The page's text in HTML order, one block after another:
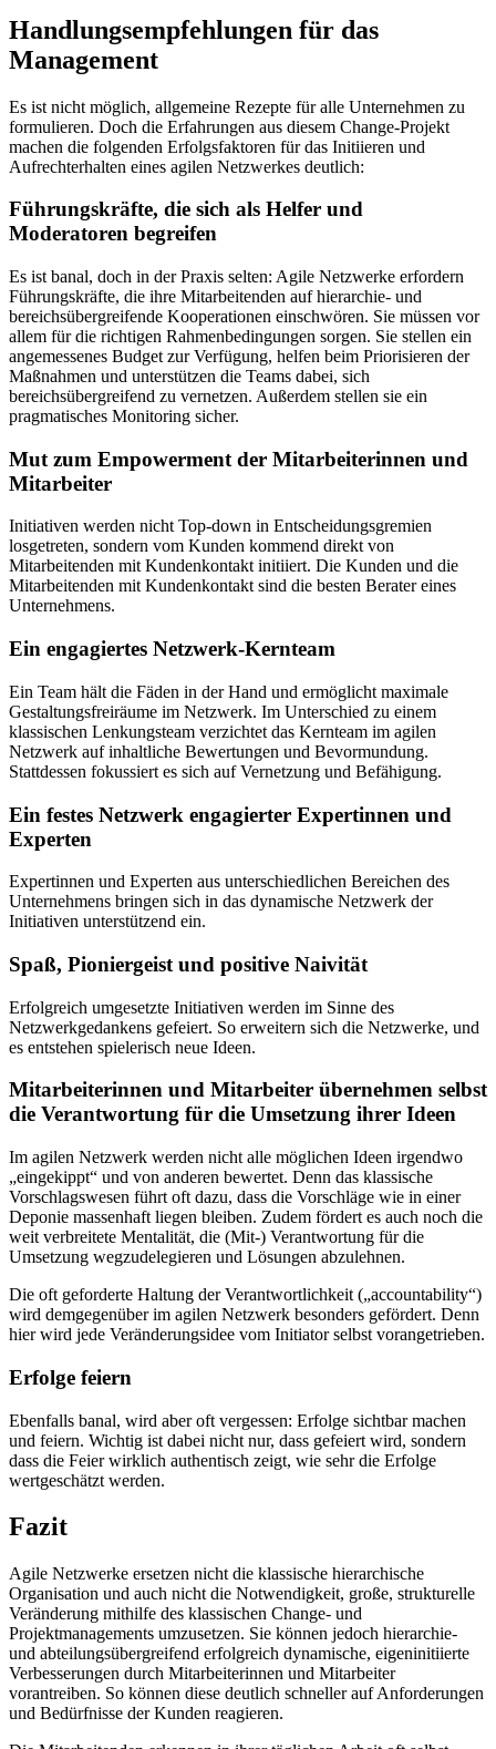
Handlungsempfehlungen für das
Management
Es ist nicht möglich, allgemeine Rezepte für alle Unternehmen zu
formulieren. Doch die Erfahrungen aus diesem Change-Projekt
machen die folgenden Erfolgsfaktoren für das Initiieren und
Aufrechterhalten eines agilen Netzwerkes deutlich:
Führungskräfte, die sich als Helfer und
Moderatoren begreifen
Es ist banal, doch in der Praxis selten: Agile Netzwerke erfordern
Führungskräfte, die ihre Mitarbeitenden auf hierarchie- und
bereichsübergreifende Kooperationen einschwören. Sie müssen vor
allem für die richtigen Rahmenbedingungen sorgen. Sie stellen ein
angemessenes Budget zur Verfügung, helfen beim Priorisieren der
Maßnahmen und unterstützen die Teams dabei, sich
bereichsübergreifend zu vernetzen. Außerdem stellen sie ein
pragmatisches Monitoring sicher.
Mut zum Empowerment der Mitarbeiterinnen und
Mitarbeiter
Initiativen werden nicht Top-down in Entscheidungsgremien
losgetreten, sondern vom Kunden kommend direkt von
Mitarbeitenden mit Kundenkontakt initiiert. Die Kunden und die
Mitarbeitenden mit Kundenkontakt sind die besten Berater eines
Unternehmens.
Ein engagiertes Netzwerk-Kernteam
Ein Team hält die Fäden in der Hand und ermöglicht maximale
Gestaltungsfreiräume im Netzwerk. Im Unterschied zu einem
klassischen Lenkungsteam verzichtet das Kernteam im agilen
Netzwerk auf inhaltliche Bewertungen und Bevormundung.
Stattdessen fokussiert es sich auf Vernetzung und Befähigung.
Ein festes Netzwerk engagierter Expertinnen und
Experten
Expertinnen und Experten aus unterschiedlichen Bereichen des
Unternehmens bringen sich in das dynamische Netzwerk der
Initiativen unterstützend ein.
Spaß, Pioniergeist und positive Naivität
Erfolgreich umgesetzte Initiativen werden im Sinne des
Netzwerkgedankens gefeiert. So erweitern sich die Netzwerke, und
es entstehen spielerisch neue Ideen.
Mitarbeiterinnen und Mitarbeiter übernehmen selbst
die Verantwortung für die Umsetzung ihrer Ideen
Im agilen Netzwerk werden nicht alle möglichen Ideen irgendwo
„eingekippt“ und von anderen bewertet. Denn das klassische
Vorschlagswesen führt oft dazu, dass die Vorschläge wie in einer
Deponie massenhaft liegen bleiben. Zudem fördert es auch noch die
weit verbreitete Mentalität, die (Mit-) Verantwortung für die
Umsetzung wegzudelegieren und Lösungen abzulehnen.
Die oft geforderte Haltung der Verantwortlichkeit („accountability“)
wird demgegenüber im agilen Netzwerk besonders gefördert. Denn
hier wird jede Veränderungsidee vom Initiator selbst vorangetrieben.
Erfolge feiern
Ebenfalls banal, wird aber oft vergessen: Erfolge sichtbar machen
und feiern. Wichtig ist dabei nicht nur, dass gefeiert wird, sondern
dass die Feier wirklich authentisch zeigt, wie sehr die Erfolge
wertgeschätzt werden.
Fazit
Agile Netzwerke ersetzen nicht die klassische hierarchische
Organisation und auch nicht die Notwendigkeit, große, strukturelle
Veränderung mithilfe des klassischen Change- und
Projektmanagements umzusetzen. Sie können jedoch hierarchie-
und abteilungsübergreifend erfolgreich dynamische, eigeninitiierte
Verbesserungen durch Mitarbeiterinnen und Mitarbeiter
vorantreiben. So können diese deutlich schneller auf Anforderungen
und Bedürfnisse der Kunden reagieren.